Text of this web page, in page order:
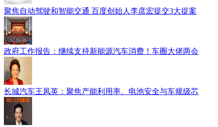
聚焦自动驾驶和智能交通 百度创始人李彦宏提交3大提案
政府工作报告：继续支持新能源汽车消费！车圈大佬两会
长城汽车王凤英：聚焦产能利用率、电池安全与车规级芯